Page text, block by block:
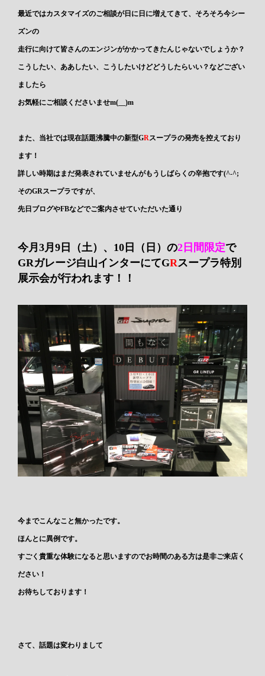
最近ではカスタマイズのご相談が日に日に増えてきて、そろそろ今シー
ズンの
走行に向けて皆さんのエンジンがかかってきたんじゃないでしょうか？
こうしたい、ああしたい、こうしたいけどどうしたらいい？などござい
ましたら
お気軽にご相談くださいませm(__)m
また、当社では現在話題沸騰中の新型GRスープラの発売を控えており
ます！
詳しい時期はまだ発表されていませんがもうしばらくの辛抱です(^-^;
そのGRスープラですが、
先日ブログやFBなどでご案内させていただいた通り
今月3月9日（土）、10日（日）の2日間限定で
GRガレージ白山インターにてGRスープラ特別
展示会が行われます！！
今までこんなこと無かったです。
ほんとに異例です。
すごく貴重な体験になると思いますのでお時間のある方は是非ご来店く
ださい！
お待ちしております！
さて、話題は変わりまして